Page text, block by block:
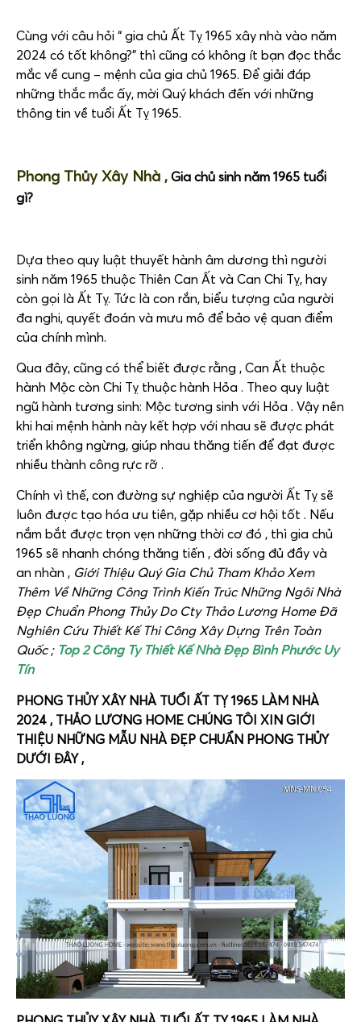
Cùng với câu hỏi “ gia chủ Ất Tỵ 1965 xây nhà vào năm
2024 có tốt không?” thì cũng có không ít bạn đọc thắc
mắc về cung – mệnh của gia chủ 1965. Để giải đáp
những thắc mắc ấy, mời Quý khách đến với những
thông tin về tuổi Ất Tỵ 1965.
Phong Thủy Xây Nhà , Gia chủ sinh năm 1965 tuổi
gì?
Dựa theo quy luật thuyết hành âm dương thì người
sinh năm 1965 thuộc Thiên Can Ất và Can Chi Tỵ, hay
còn gọi là Ất Tỵ. Tức là con rắn, biểu tượng của người
đa nghi, quyết đoán và mưu mô để bảo vệ quan điểm
của chính mình.
Qua đây, cũng có thể biết được rằng , Can Ất thuộc
hành Mộc còn Chi Tỵ thuộc hành Hỏa . Theo quy luật
ngũ hành tương sinh: Mộc tương sinh với Hỏa . Vậy nên
khi hai mệnh hành này kết hợp với nhau sẽ được phát
triển không ngừng, giúp nhau thăng tiến để đạt được
nhiều thành công rực rỡ .
Chính vì thế, con đường sự nghiệp của người Ất Tỵ sẽ
luôn được tạo hóa ưu tiên, gặp nhiều cơ hội tốt . Nếu
nắm bắt được trọn vẹn những thời cơ đó , thì gia chủ
1965 sẽ nhanh chóng thăng tiến , đời sống đủ đầy và
an nhàn , Giới Thiệu Quý Gia Chủ Tham Khảo Xem
Thêm Về Những Công Trình Kiến Trúc Những Ngôi Nhà
Đẹp Chuẩn Phong Thủy Do Cty Thảo Lương Home Đã
Nghiên Cứu Thiết Kế Thi Công Xây Dựng Trên Toàn
Quốc ; Top 2 Công Ty Thiết Kế Nhà Đẹp Bình Phước Uy
Tín
PHONG THỦY XÂY NHÀ TUỔI ẤT TỴ 1965 LÀM NHÀ
2024 , THẢO LƯƠNG HOME CHÚNG TÔI XIN GIỚI
THIỆU NHỮNG MẪU NHÀ ĐẸP CHUẨN PHONG THỦY
DƯỚI ĐÂY ,